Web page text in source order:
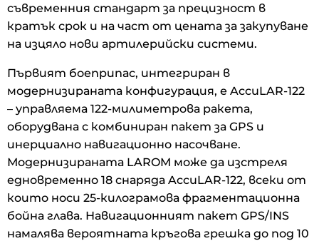
съвременния стандарт за прецизност в
кратък срок и на част от цената за закупуване
на изцяло нови артилерийски системи.
Първият боеприпас, интегриран в
модернизираната конфигурация, е AccuLAR-122
– управляема 122-милиметрова ракета,
оборудвана с комбиниран пакет за GPS и
инерциално навигационно насочване.
Модернизираната LAROM може да изстреля
едновременно 18 снаряда AccuLAR-122, всеки от
които носи 25-килограмова фрагментационна
бойна глава. Навигационният пакет GPS/INS
намалява вероятната кръгова грешка до под 10